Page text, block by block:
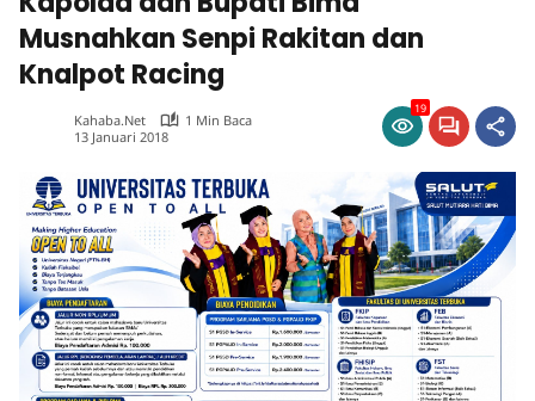
Musnahkan Senpi Rakitan dan
Knalpot Racing
Kahaba.net
1 Min Baca
13 Januari 2018
19